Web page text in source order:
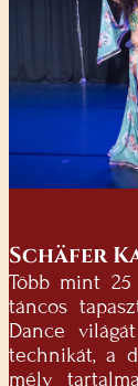
Schäfer
Több mint
táncos
Dance
technikát, a
mély